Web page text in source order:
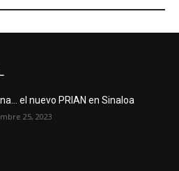
el nuevo PRIAN en Sinaloa
25, 2023